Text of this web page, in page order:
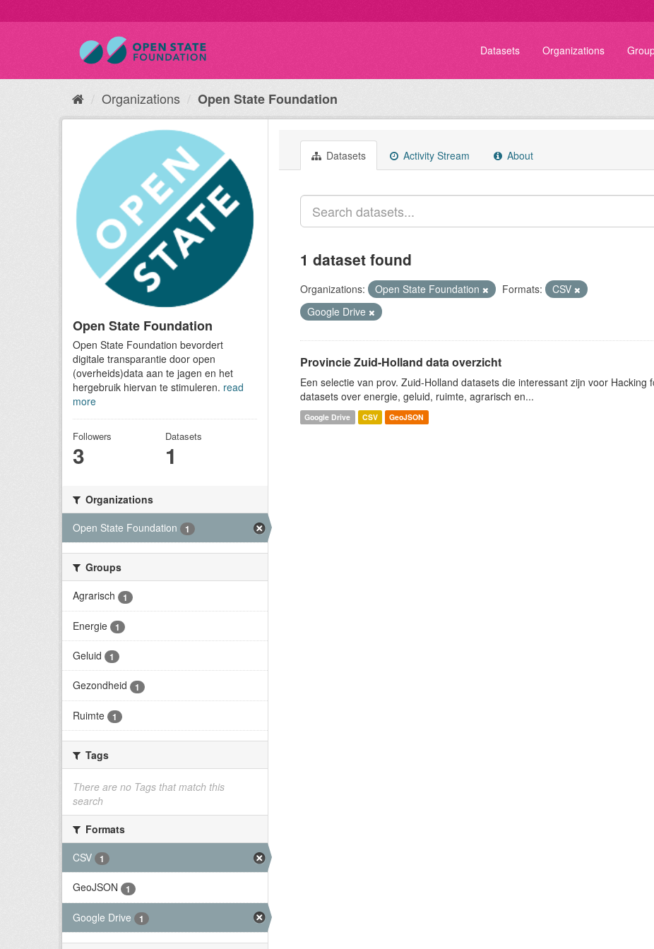
Datasets Organizations
Organizations Open State Foundation
Open State Foundation
Open State Foundation bevordert
digitale transparantie door open
(overheids)data aan te jagen en het
hergebruik hiervan te stimuleren. read
more
Followers
3
Datasets
1
Organizations
Open State Foundation
1
Groups
Agrarisch
1
Energie 1
Geluid 1
Gezondheid 1
Ruimte 1
Tags
There are no Tags that match this
search
Formats
CSV
1
GeoJSON 1
Google Drive 1
Datasets Activity Stream About
1 dataset found
Organizations: Open State Foundation Formats:
CSV
Google Drive
Provincie Zuid-Holland data overzicht
Een selectie van prov. Zuid-Holland datasets die interessant zijn voor Hacking
datasets over energie, geluid, ruimte, agrarisch en...
Google Drive CSV GeoJSON